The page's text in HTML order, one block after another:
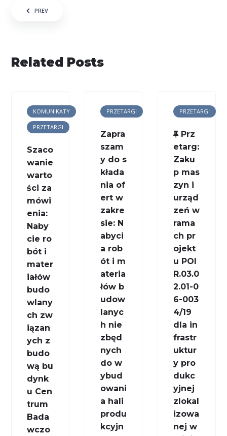
Nawigacja wpisu
PREV
Related Posts
KOMUNIKATY
PRZETARGI
Szaco
wanie
warto
ści za
mówi
enia:
Naby
cie ro
bót i
mater
iałów
budo
wlany
ch zw
iązan
ych z
budo
wą bu
dynk
u Cen
trum
Bada
wczo
PRZETARGI
Zapra
szam
y do s
kłada
nia of
ert w
zakre
sie: N
abyci
a rob
ót i m
ateria
łów b
udow
lanyc
h nie
zbęd
nych
do w
ybud
owani
a hali
produ
kcyjn
PRZETARGI
Prz
etarg:
Zaku
p mas
zyn i
urząd
zeń w
rama
ch pr
ojekt
u POI
R.03.0
2.01-0
6-003
4/19
dla in
frastr
uktur
y pro
dukc
yjnej
zlokal
izowa
nej w